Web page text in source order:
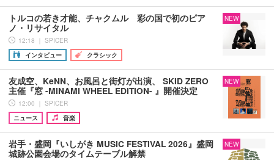
トルコの若き才能、チャクムル 彩の国で初のピア
ノ・リサイタル
12:18 ｜ SPICER
インタビュー
クラシック
NEW
友成空、KeNN、お風呂と街灯が出演、 SKID ZERO
主催『窓 -MINAMI WHEEL EDITION- 』開催決定
12:00 ｜ SPICER
ニュース
音楽
NEW
岩手・盛岡『いしがき MUSIC FESTIVAL 2026』盛岡
城跡公園会場のタイムテーブル解禁
NEW